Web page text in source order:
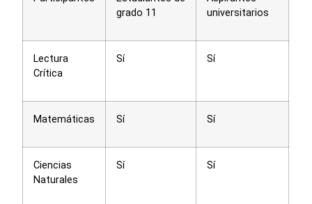
grado 11
universitarios
Lectura
Crítica
Sí Sí
Matemáticas Sí Sí
Ciencias
Naturales
Sí Sí